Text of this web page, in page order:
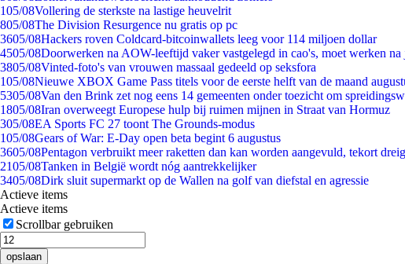
105/08Vollering de sterkste na lastige heuvelrit
805/08The Division Resurgence nu gratis op pc
3605/08Hackers roven Coldcard-bitcoinwallets leeg voor 114 miljoen dollar
4505/08Doorwerken na AOW-leeftijd vaker vastgelegd in cao's, moet werken na
3805/08Vinted-foto's van vrouwen massaal gedeeld op seksfora
105/08Nieuwe XBOX Game Pass titels voor de eerste helft van de maand
5305/08Van den Brink zet nog eens 14 gemeenten onder toezicht om
1805/08Iran overweegt Europese hulp bij ruimen mijnen in Straat van Hormuz
305/08EA Sports FC 27 toont The Grounds-modus
105/08Gears of War: E-Day open beta begint 6 augustus
3605/08Pentagon verbruikt meer raketten dan kan worden aangevuld, tekort
2105/08Tanken in België wordt nóg aantrekkelijker
3405/08Dirk sluit supermarkt op de Wallen na golf van diefstal en agressie
Actieve items
Actieve items
Scrollbar gebruiken
opslaan